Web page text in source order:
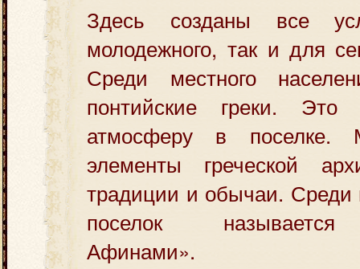
Здесь созданы все
молодежного, так и для
Среди местного
понтийские греки. Это
атмосферу в поселке.
элементы греческой
традиции и обычаи. Среди
поселок
Афинами».